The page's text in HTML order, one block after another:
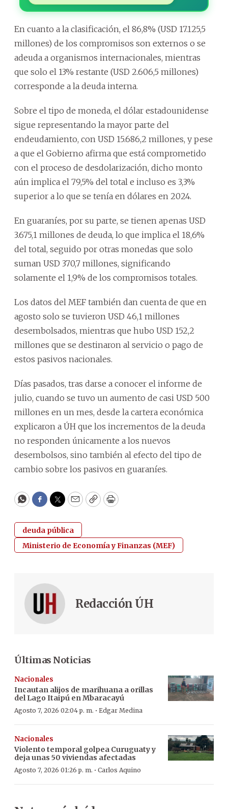
En cuanto a la clasificación, el 86,8% (USD 17.125,5
millones) de los compromisos son externos o se
adeuda a organismos internacionales, mientras
que solo el 13% restante (USD 2.606,5 millones)
corresponde a la deuda interna.
Sobre el tipo de moneda, el dólar estadounidense
sigue representando la mayor parte del
endeudamiento, con USD 15.686,2 millones, y pese
a que el Gobierno afirma que está comprometido
con el proceso de desdolarización, dicho monto
aún implica el 79,5% del total e incluso es 3,3%
superior a lo que se tenía en dólares en 2024.
En guaraníes, por su parte, se tienen apenas USD
3.675,1 millones de deuda, lo que implica el 18,6%
del total, seguido por otras monedas que solo
suman USD 370,7 millones, significando
solamente el 1,9% de los compromisos totales.
Los datos del MEF también dan cuenta de que en
agosto solo se tuvieron USD 46,1 millones
desembolsados, mientras que hubo USD 152,2
millones que se destinaron al servicio o pago de
estos pasivos nacionales.
Días pasados, tras darse a conocer el informe de
julio, cuando se tuvo un aumento de casi USD 500
millones en un mes, desde la cartera económica
explicaron a ÚH que los incrementos de la deuda
no responden únicamente a los nuevos
desembolsos, sino también al efecto del tipo de
cambio sobre los pasivos en guaraníes.
WhatsApp
Facebook
Twitter
EmailCopyPrint
deuda pública
Ministerio de Economía y Finanzas (MEF)
Redacción ÚH
Últimas Noticias
Nacionales
Incautan alijos de marihuana a orillas
del Lago Itaipú en Mbaracayú
Agosto 7, 2026 02:04 p. m. · Edgar Medina
Nacionales
Violento temporal golpea Curuguaty y
deja unas 50 viviendas afectadas
Agosto 7, 2026 01:26 p. m. · Carlos Aquino